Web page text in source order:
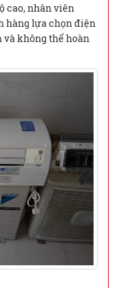
cao, nhân viên
hàng lựa chọn điện
không thể hoàn